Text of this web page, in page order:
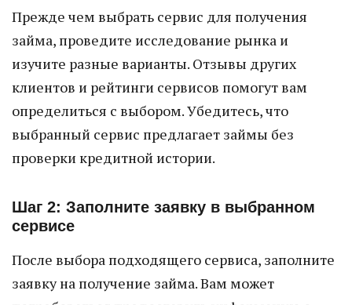
Прежде чем выбрать сервис для получения
займа, проведите исследование рынка и
изучите разные варианты. Отзывы других
клиентов и рейтинги сервисов помогут вам
определиться с выбором. Убедитесь, что
выбранный сервис предлагает займы без
проверки кредитной истории.
Шаг 2: Заполните заявку в выбранном
сервисе
После выбора подходящего сервиса, заполните
заявку на получение займа. Вам может